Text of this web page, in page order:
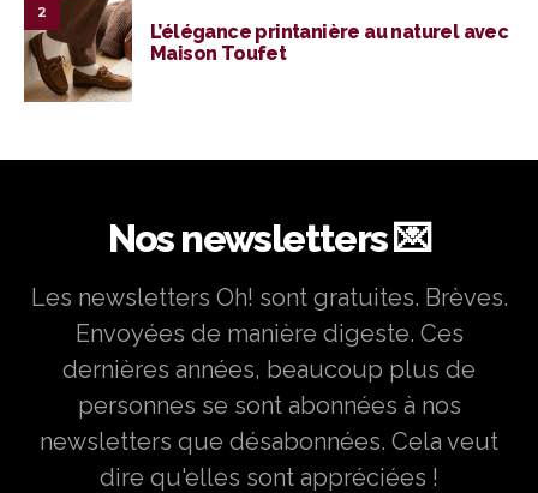
2
L’élégance printanière au naturel avec
Maison Toufet
Nos newsletters 💌
Les newsletters Oh! sont gratuites. Brèves.
Envoyées de manière digeste. Ces
dernières années, beaucoup plus de
personnes se sont abonnées à nos
newsletters que désabonnées. Cela veut
dire qu'elles sont appréciées !